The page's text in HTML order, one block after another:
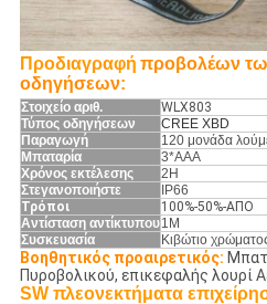
Προδιαγραφή προβολέων
οδηγήσεων:
Στοιχείο αριθ.
WLX803
Τύπος οδηγήσεων
CREE XBD
Παραγωγή
120 μονάδα
Μπαταρία
3*AAA
Χρόνος εκτέλεσης
2H
Στεγανοποιήστε
IP66
Τρόποι
100%-50%-ΑΠΟ
Αντίσταση αντίκτυπου1M
Συσκευασία
Κιβώτιο
Βοηθητικός προαιρετικός:
Πυροβολικού, επικεφαλής λουρί
SW πλεονεκτήματα